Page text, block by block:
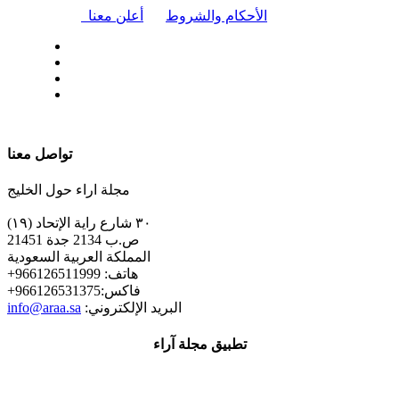
أعلن معنا الأحكام والشروط
تواصل معنا
مجلة اراء حول الخليج
٣٠ شارع راية الإتحاد (١٩)
ص.ب 2134 جدة 21451
المملكة العربية السعودية
+هاتف: 966126511999
+فاكس:966126531375
info@araa.sa :البريد الإلكتروني
تطبيق مجلة آراء